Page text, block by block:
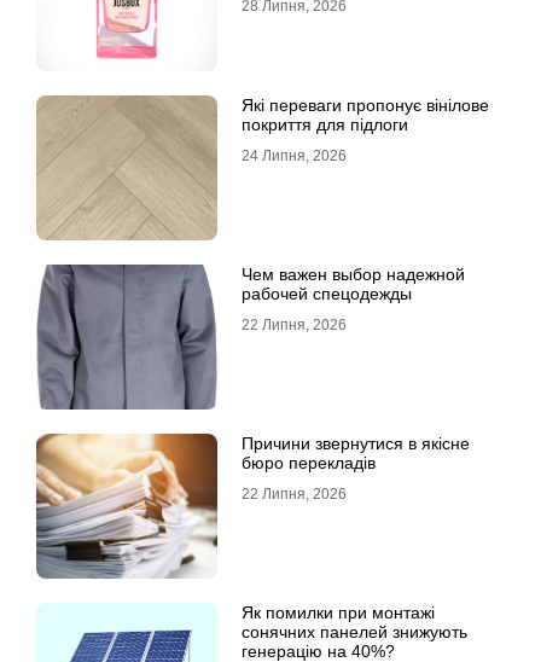
28 Липня, 2026
Які переваги пропонує вінілове
покриття для підлоги
24 Липня, 2026
Чем важен выбор надежной
рабочей спецодежды
22 Липня, 2026
Причини звернутися в якісне
бюро перекладів
22 Липня, 2026
Як помилки при монтажі
сонячних панелей знижують
генерацію на 40%?